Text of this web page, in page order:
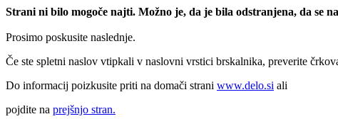
Strani ni bilo mogoče najti. Možno je, da je bila odstranjena, da se
Prosimo poskusite naslednje.
Če ste spletni naslov vtipkali v naslovni vrstici brskalnika, preverite
Do informacij poizkusite priti na domači strani www.delo.si ali
pojdite na prejšnjo stran.